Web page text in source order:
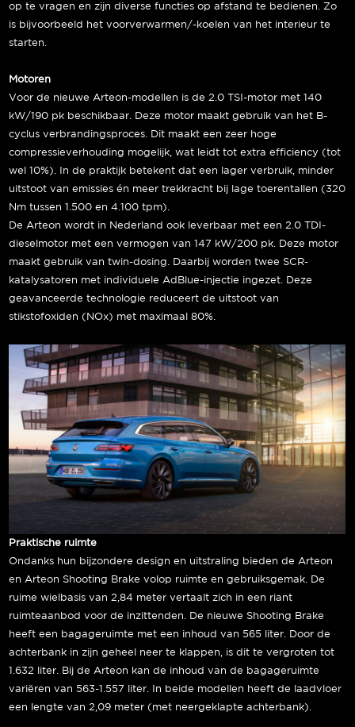
op te vragen en zijn diverse functies op afstand te bedienen. Zo
is bijvoorbeeld het voorverwarmen/-koelen van het interieur te
starten.
Motoren
Voor de nieuwe Arteon-modellen is de 2.0 TSI-motor met 140
kW/190 pk beschikbaar. Deze motor maakt gebruik van het B-
cyclus verbrandingsproces. Dit maakt een zeer hoge
compressieverhouding mogelijk, wat leidt tot extra efficiency (tot
wel 10%). In de praktijk betekent dat een lager verbruik, minder
uitstoot van emissies én meer trekkracht bij lage toerentallen (320
Nm tussen 1.500 en 4.100 tpm).
De Arteon wordt in Nederland ook leverbaar met een 2.0 TDI-
dieselmotor met een vermogen van 147 kW/200 pk. Deze motor
maakt gebruik van twin-dosing. Daarbij worden twee SCR-
katalysatoren met individuele AdBlue-injectie ingezet. Deze
geavanceerde technologie reduceert de uitstoot van
stikstofoxiden (NOx) met maximaal 80%.
Praktische ruimte
Ondanks hun bijzondere design en uitstraling bieden de Arteon
en Arteon Shooting Brake volop ruimte en gebruiksgemak. De
ruime wielbasis van 2,84 meter vertaalt zich in een riant
ruimteaanbod voor de inzittenden. De nieuwe Shooting Brake
heeft een bagageruimte met een inhoud van 565 liter. Door de
achterbank in zijn geheel neer te klappen, is dit te vergroten tot
1.632 liter. Bij de Arteon kan de inhoud van de bagageruimte
variëren van 563-1.557 liter. In beide modellen heeft de laadvloer
een lengte van 2,09 meter (met neergeklapte achterbank).